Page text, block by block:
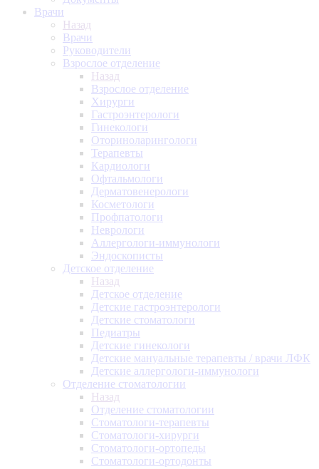
Врачи
Назад
Врачи
Руководители
Взрослое отделение
Назад
Взрослое отделение
Хирурги
Гастроэнтерологи
Гинекологи
Оториноларингологи
Терапевты
Кардиологи
Офтальмологи
Дерматовенерологи
Косметологи
Профпатологи
Неврологи
Аллергологи-иммунологи
Эндоскописты
Детское отделение
Назад
Детское отделение
Детские гастроэнтерологи
Детские стоматологи
Педиатры
Детские гинекологи
Детские мануальные терапевты / врачи ЛФК
Детские аллергологи-иммунологи
Отделение стоматологии
Назад
Отделение стоматологии
Стоматологи-терапевты
Стоматологи-хирурги
Стоматологи-ортопеды
Стоматологи-ортодонты